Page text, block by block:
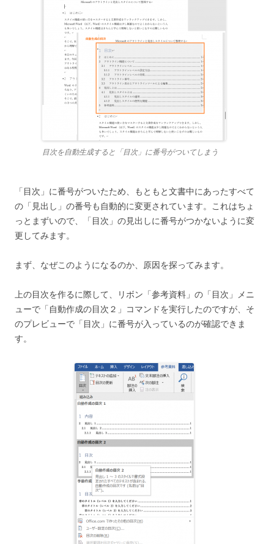
目次を自動生成すると「目次」に番号がついてしまう
「目次」に番号がついたため、もともと文書中にあったすべて
の「見出し」の番号も自動的に変更されています。これはちょ
っとまずいので、「目次」の見出しに番号がつかないように変
更してみます。
まず、なぜこのようになるのか、原因を探ってみます。
上の目次を作るに際して、リボン「参考資料」の「目次」メニ
ューで「自動作成の目次２」コマンドを実行したのですが、そ
のプレビューで「目次」に番号が入っているのが確認できま
す。